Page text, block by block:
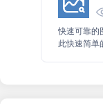
快速可靠的
此快速简单